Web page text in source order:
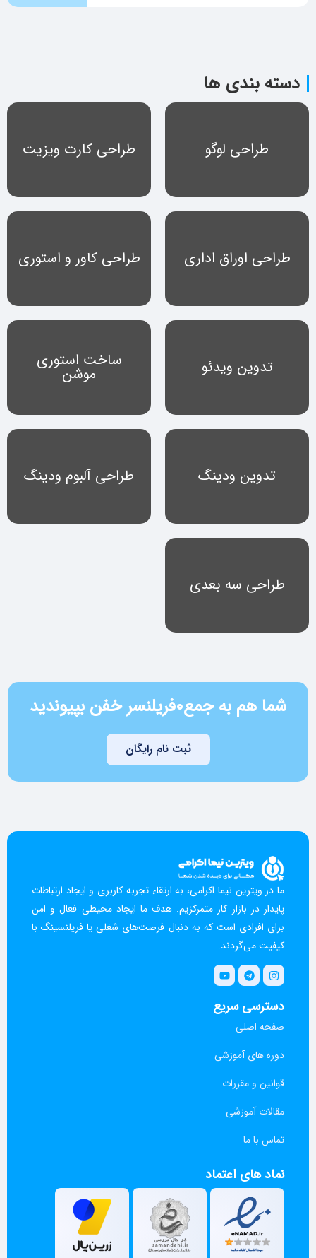
دسته بندی ها
طراحی لوگو طراحی کارت ویزیت
طراحی اوراق اداری طراحی کاور و استوری
تدوین ویدئو ساخت استوری
موشن
تدوین ودینگ طراحی آلبوم ودینگ
طراحی سه بعدی
شما هم به جمع۰فریلنسر خفن بپیوندید
ثبت نام رایگان
ما در ویترین نیما اکرامی، به ارتقاء تجربه کاربری و ایجاد ارتباطات
پایدار در بازار کار متمرکزیم. هدف ما ایجاد محیطی فعال و امن
برای افرادی است که به دنبال فرصت‌های شغلی یا فریلنسینگ با
کیفیت می‌گردند.
دسترسی سریع
صفحه اصلی
دوره های آموزشی
قوانین و مقررات
مقالات آموزشی
تماس با ما
نماد های اعتماد